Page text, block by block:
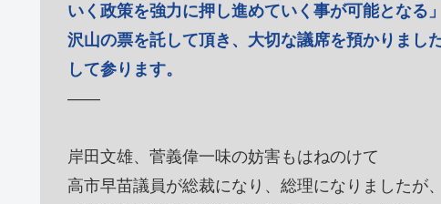
いく政策を強力に押し進めていく事が可能となる
沢山の票を託して頂き、大切な議席を預かりまし
して参ります。
――
岸田文雄、菅義偉一味の妨害もはねのけて
高市早苗議員が総裁になり、総理になりましたが、